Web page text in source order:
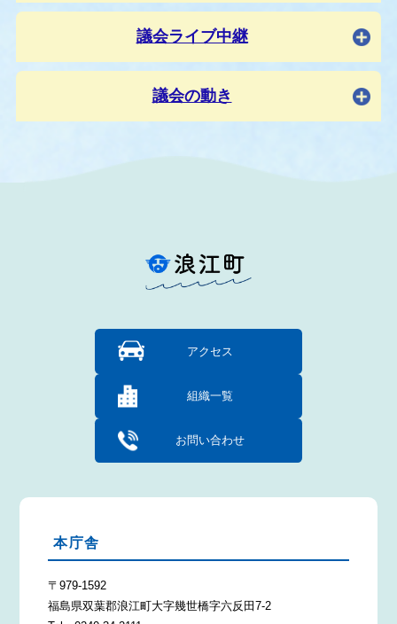
議会ライブ中継
議会の動き
アクセス
組織一覧
お問い合わせ
本庁舎
〒979-1592
福島県双葉郡浪江町大字幾世橋字六反田7-2